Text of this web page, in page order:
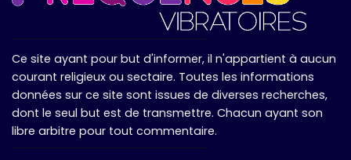
Ce site ayant pour but d'informer, il n'appartient à aucun
courant religieux ou sectaire. Toutes les informations
données sur ce site sont issues de diverses recherches,
dont le seul but est de transmettre. Chacun ayant son
libre arbitre pour tout commentaire.